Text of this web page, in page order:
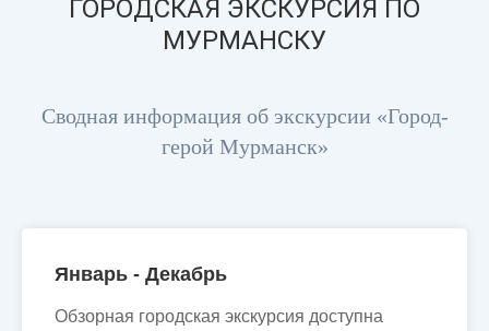
ГОРОДСКАЯ ЭКСКУРСИЯ ПО
МУРМАНСКУ
Сводная информация об экскурсии «Город-
герой Мурманск»
Январь - Декабрь
Обзорная городская экскурсия доступна